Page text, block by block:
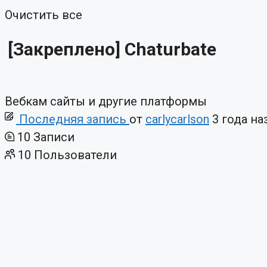
Очистить все
[Закреплено] Chaturbate
Вебкам сайты и другие платформы
Последняя запись от carlycarlson 3 года
10 Записи
10 Пользователи